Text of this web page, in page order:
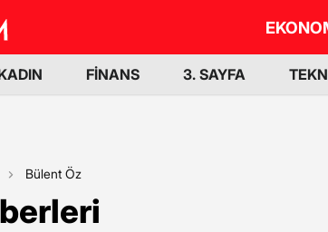
FİNANS 3. SAYFA
Bülent Öz